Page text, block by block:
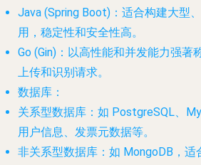
Java (Spring Boot) ：适合构建大型
用，稳定性和安全性高。
Go (Gin) ：以高性能和并发能力强
上传和识别请求。
数据库 ：
关系型数据库 ：如 PostgreSQL、
用户信息、发票元数据等。
非关系型数据库 ：如 MongoDB ，